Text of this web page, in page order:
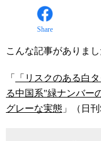
Share
こんな記事がありまし
「
「リスクのある白
る中国系"緑ナンバー
グレーな実態 」（日刊